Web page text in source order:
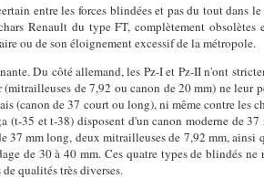
entre les forces blindées et pas du tout dans
Renault du type FT, complètement obsolètes
ou de son éloignement excessif de la métropole.
Du côté allemand, les Pz-I et Pz-II n'ont
de 7,92 ou canon de 20 mm) ne leur
(canon de 37 court ou long), ni même contre les
35 et t-38) disposent d'un canon moderne de
37 mm long, deux mitrailleuses de 7,92 mm,
de 30 à 40 mm. Ces quatre types de blindés ne
qualités très diverses.